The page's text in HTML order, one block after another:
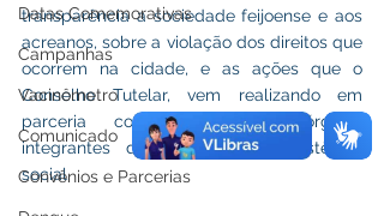
Datas Comemorativas
Campanhas
Vacinômetro
Comunicado
Convênios e Parcerias
transparência a sociedade feijoense e aos
acreanos, sobre a violação dos direitos que
ocorrem na cidade, e as ações que o
Conselho Tutelar, vem realizando em
parceria com os demais órgãos,
integrantes do sistema de assistência
social.